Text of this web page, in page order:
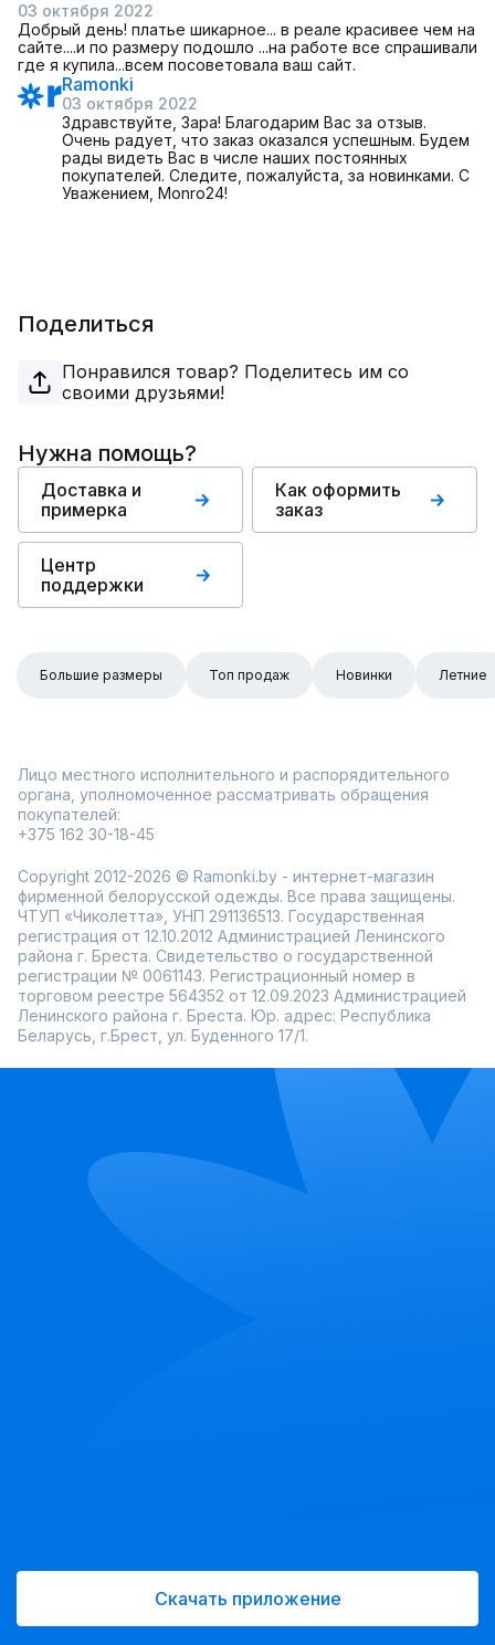
03 октября 2022
Добрый день! платье шикарное... в реале красивее чем на
сайте....и по размеру подошло ...на работе все спрашивали
где я купила...всем посоветовала ваш сайт.
Ramonki
03 октября 2022
Здравствуйте, Зара! Благодарим Вас за отзыв.
Очень радует, что заказ оказался успешным. Будем
рады видеть Вас в числе наших постоянных
покупателей. Следите, пожалуйста, за новинками. С
Уважением, Monro24!
Поделиться
Понравился товар? Поделитесь им со
своими друзьями!
Нужна помощь?
Доставка и
примерка
Как оформить
заказ
Центр
поддержки
Большие размеры Топ продаж Новинки Летние
Лицо местного исполнительного и распорядительного
органа, уполномоченное рассматривать обращения
покупателей:
+375 162 30-18-45
Copyright 2012-2026 © Ramonki.by - интернет-магазин
фирменной белорусской одежды. Все права защищены.
ЧТУП «Чиколетта», УНП 291136513. Государственная
регистрация от 12.10.2012 Администрацией Ленинского
района г. Бреста. Свидетельство о государственной
регистрации № 0061143. Регистрационный номер в
торговом реестре 564352 от 12.09.2023 Администрацией
Ленинского района г. Бреста. Юр. адрес: Республика
Беларусь, г.Брест, ул. Буденного 17/1.
Скачать приложение